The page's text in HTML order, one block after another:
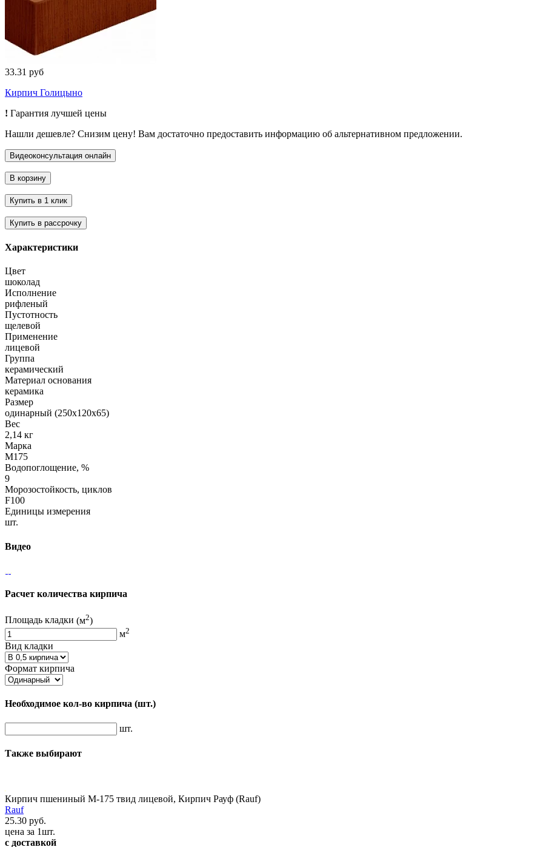
33.31 руб
Кирпич Голицыно
! Гарантия лучшей цены
Нашли дешевле? Снизим цену! Вам достаточно предоставить информацию об альтернативном предложении.
Характеристики
Цвет
шоколад
Исполнение
рифленый
Пустотность
щелевой
Применение
лицевой
Группа
керамический
Материал основания
керамика
Размер
одинарный (250х120х65)
Вес
2,14 кг
Марка
М175
Водопоглощение, %
9
Морозостойкость, циклов
F100
Единицы измерения
шт.
Видео
Расчет количества кирпича
Площадь кладки (м2)
м2
Вид кладки
Формат кирпича
Необходимое кол-во кирпича (шт.)
шт.
Также выбирают
Кирпич пшениный М-175 твид лицевой, Кирпич Рауф (Rauf)
Rauf
25.30 руб.
цена за 1шт.
с доставкой